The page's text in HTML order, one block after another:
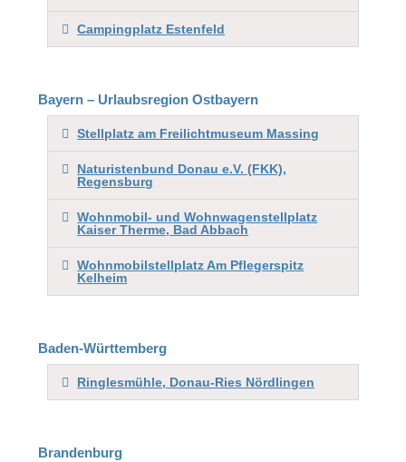
Campingplatz Estenfeld
Bayern – Urlaubsregion Ostbayern
Stellplatz am Freilichtmuseum Massing
Naturistenbund Donau e.V. (FKK),
Regensburg
Wohnmobil- und Wohnwagenstellplatz
Kaiser Therme, Bad Abbach
Wohnmobilstellplatz Am Pflegerspitz
Kelheim
Baden-Württemberg
Ringlesmühle, Donau-Ries Nördlingen
Brandenburg